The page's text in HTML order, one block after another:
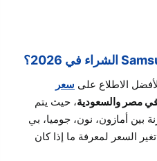
الاطلاع على سعر
مصر والسعودية، حيث يتم
بين أمازون، نون، جوميا، بي
السعر لمعرفة ما إذا كان